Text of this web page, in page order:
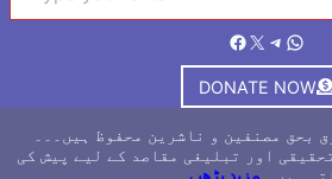
Facebook
X
DONATE NOW
بحق مصنفین و ناشرین محفوظ ہیں۔۔۔
اور تبلیغی مقاصد کے لیے پیش کی